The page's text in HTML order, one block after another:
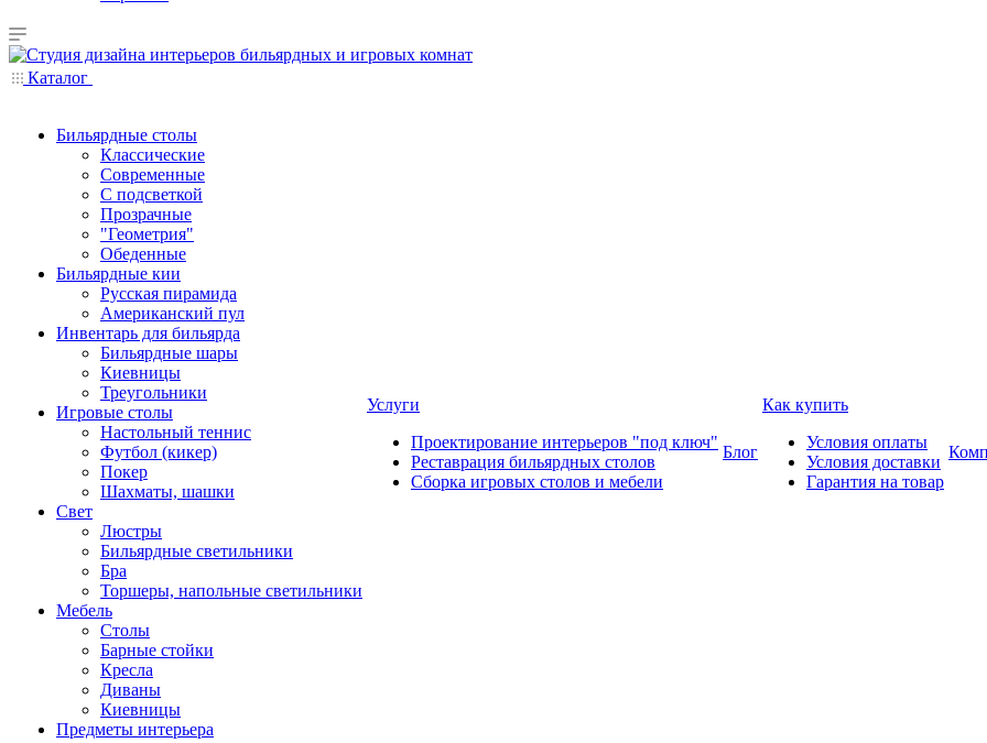
Каталог
Бильярдные столы
Классические
Современные
С подсветкой
Прозрачные
"Геометрия"
Обеденные
Бильярдные кии
Русская пирамида
Американский пул
Инвентарь для бильярда
Бильярдные шары
Киевницы
Треугольники
Игровые столы
Настольный теннис
Футбол (кикер)
Покер
Шахматы, шашки
Свет
Люстры
Бильярдные светильники
Бра
Торшеры, напольные светильники
Мебель
Столы
Барные стойки
Кресла
Диваны
Киевницы
Предметы интерьера
Услуги
Проектирование интерьеров "под ключ"
Реставрация бильярдных столов
Сборка игровых столов и мебели
Блог
Как купить
Условия оплаты
Условия доставки
Гарантия на товар